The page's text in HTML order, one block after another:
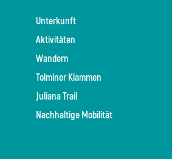
Unterkunft
Aktivitäten
Wandern
Tolminer Klammen
Juliana Trail
Nachhaltige Mobilität